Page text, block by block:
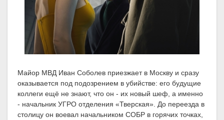
Майор МВД Иван Соболев приезжает в Москву и сразу
оказывается под подозрением в убийстве: его будущие
коллеги ещё не знают, что он - их новый шеф, а именно
- начальник УГРО отделения «Тверская». До переезда в
столицу он воевал начальником СОБР в горячих точках,